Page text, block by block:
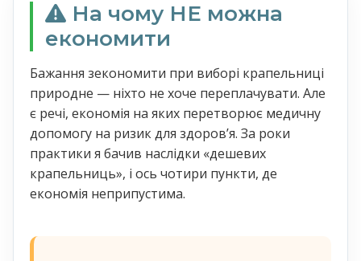
На чому НЕ можна
економити
Бажання зекономити при виборі крапельниці
природне — ніхто не хоче переплачувати. Але
є речі, економія на яких перетворює медичну
допомогу на ризик для здоровʼя. За роки
практики я бачив наслідки «дешевих
крапельниць», і ось чотири пункти, де
економія неприпустима.